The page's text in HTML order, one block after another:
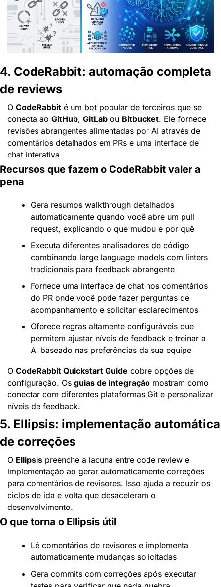
4. CodeRabbit: automação completa
de reviews
O CodeRabbit é um bot popular de terceiros que se
conecta ao GitHub, GitLab ou Bitbucket. Ele fornece
revisões abrangentes alimentadas por AI através de
comentários detalhados em PRs e uma interface de
chat interativa.
Recursos que fazem o CodeRabbit valer a
pena
Gera resumos walkthrough detalhados
automaticamente quando você abre um pull
request, explicando o que mudou e por quê
Executa diferentes analisadores de código
combinando large language models com linters
tradicionais para feedback abrangente
Fornece uma interface de chat nos comentários
do PR onde você pode fazer perguntas de
acompanhamento e solicitar esclarecimentos
Oferece regras altamente configuráveis que
permitem ajustar níveis de feedback e treinar a
AI baseado nas preferências da sua equipe
O CodeRabbit Quickstart Guide cobre opções de
configuração. Os guias de integração mostram como
conectar com diferentes plataformas Git e personalizar
níveis de feedback.
5. Ellipsis: implementação automática
de correções
O Ellipsis preenche a lacuna entre code review e
implementação ao gerar automaticamente correções
para comentários de revisores. Isso ajuda a reduzir os
ciclos de ida e volta que desaceleram o
desenvolvimento.
O que torna o Ellipsis útil
Lê comentários de revisores e implementa
automaticamente mudanças solicitadas
Gera commits com correções após executar